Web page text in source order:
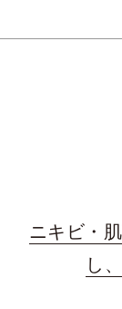
プラスに
*水溶性コラー
ダブルプ
間うるお
ニキビ・
し